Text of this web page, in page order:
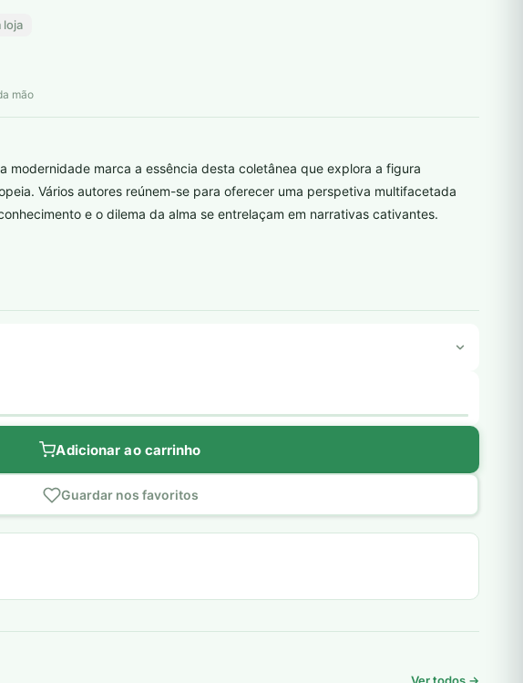
loja
mão
modernidade marca a essência desta coletânea que explora a figura
Vários autores reúnem-se para oferecer uma perspetiva multifacetada
e o dilema da alma se entrelaçam em narrativas cativantes.
Adicionar ao carrinho
Guardar nos favoritos